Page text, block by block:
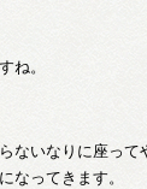
ね。
ないなりに座って
なってきます。